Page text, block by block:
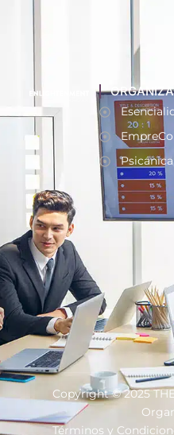
EmpreCo
Psicánica
Copyright © 2025
Términos y